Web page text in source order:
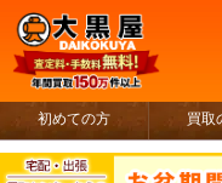
初めての方 買取